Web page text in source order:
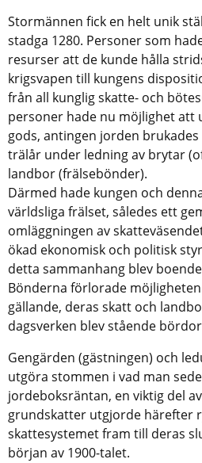
Stormännen fick en helt unik
stadga 1280. Personer som
resurser att de kunde hålla
krigsvapen till kungens
från all kunglig skatte- och
personer hade nu möjlighet att
gods, antingen jorden brukades
trälår under ledning av brytar
landbor (frälsebönder).
Därmed hade kungen och
världsliga frälset, således ett
omläggningen av
ökad ekonomisk och politisk
detta sammanhang blev
Bönderna förlorade
gällande, deras skatt och
dagsverken blev stående
Gengärden (gästningen) och
utgöra stommen i vad man
jordeboksräntan, en viktig del
grundskatter utgjorde härefter
skattesystemet fram till deras
början av 1900-talet.